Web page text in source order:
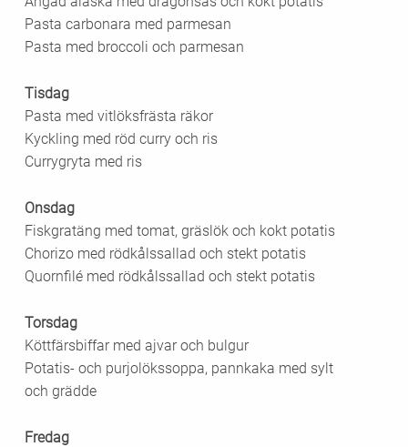
Pasta carbonara med parmesan
Pasta med broccoli och parmesan
Tisdag
Pasta med vitlöksfrästa räkor
Kyckling med röd curry och ris
Currygryta med ris
Onsdag
Fiskgratäng med tomat, gräslök och kokt potatis
Chorizo med rödkålssallad och stekt potatis
Quornfilé med rödkålssallad och stekt potatis
Torsdag
Köttfärsbiffar med ajvar och bulgur
Potatis- och purjolökssoppa, pannkaka med sylt
och grädde
Fredag